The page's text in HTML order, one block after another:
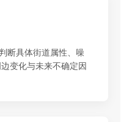
断具体街道属性、噪
变化与未来不确定因